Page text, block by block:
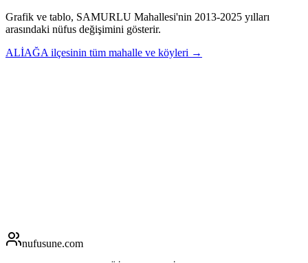
Grafik ve tablo, SAMURLU Mahallesi'nin 2013-2025 yılları
arasındaki nüfus değişimini gösterir.
ALİAĞA ilçesinin tüm mahalle ve köyleri →
nufusune.com